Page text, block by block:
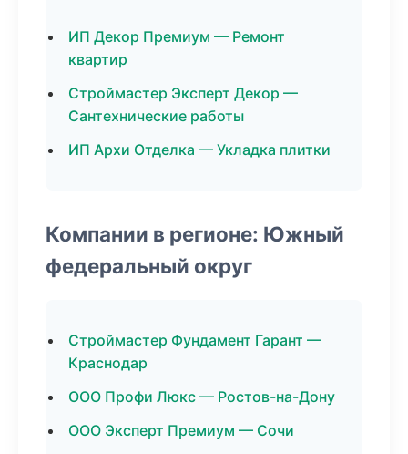
ИП Декор Премиум — Ремонт
квартир
Строймастер Эксперт Декор —
Сантехнические работы
ИП Архи Отделка — Укладка плитки
Компании в регионе: Южный
федеральный округ
Строймастер Фундамент Гарант —
Краснодар
ООО Профи Люкс — Ростов-на-Дону
ООО Эксперт Премиум — Сочи